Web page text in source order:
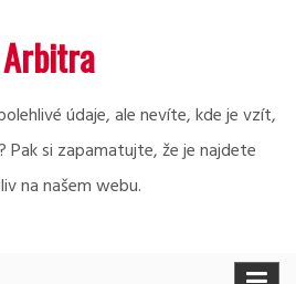
Arbitra
údaje, ale nevíte, kde je vzít,
Pak si zapamatujte, že je najdete
na našem webu.